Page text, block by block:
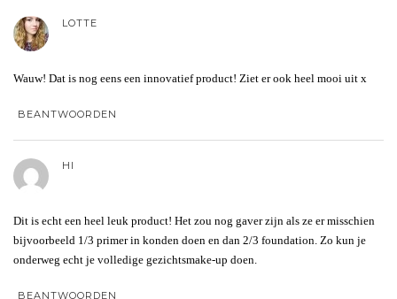
LOTTE
Wauw! Dat is nog eens een innovatief product! Ziet er ook heel mooi uit x
BEANTWOORDEN
HI
Dit is echt een heel leuk product! Het zou nog gaver zijn als ze er misschien
bijvoorbeeld 1/3 primer in konden doen en dan 2/3 foundation. Zo kun je
onderweg echt je volledige gezichtsmake-up doen.
BEANTWOORDEN